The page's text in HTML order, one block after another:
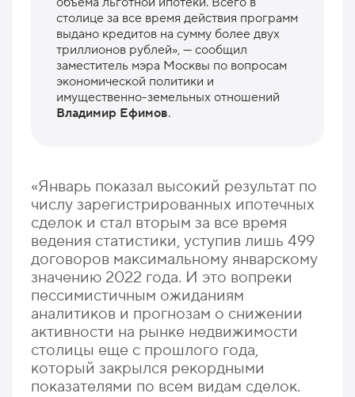
столице за все время действия программ
выдано кредитов на сумму более двух
триллионов рублей», — сообщил
заместитель мэра Москвы по вопросам
экономической политики и
имущественно-земельных отношений
Владимир Ефимов.
«Январь показал высокий результат по
числу зарегистрированных ипотечных
сделок и стал вторым за все время
ведения статистики, уступив лишь 499
договоров максимальному январскому
значению 2022 года. И это вопреки
пессимистичным ожиданиям
аналитиков и прогнозам о снижении
активности на рынке недвижимости
столицы еще с прошлого года,
который закрылся рекордными
показателями по всем видам сделок.